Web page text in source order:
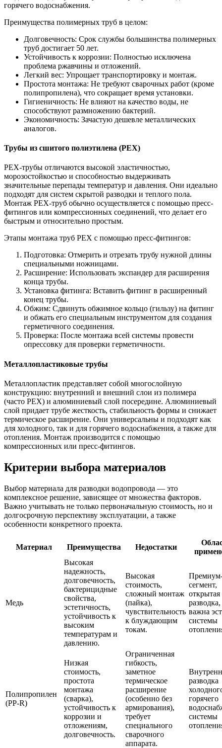
горячего водоснабжения.
Преимущества полимерных труб в целом:
Долговечность: Срок службы большинства полимерных
труб достигает 50 лет.
Устойчивость к коррозии: Полностью исключена
проблема ржавчины и отложений.
Легкий вес: Упрощает транспортировку и монтаж.
Простота монтажа: Не требуют сварочных работ (кроме
полипропилена), что сокращает время установки.
Гигиеничность: Не влияют на качество воды, не
способствуют размножению бактерий.
Экономичность: Зачастую дешевле металлических
аналогов.
Трубы из сшитого полиэтилена (PEX)
PEX-трубы отличаются высокой эластичностью,
морозостойкостью и способностью выдерживать
значительные перепады температур и давления. Они идеально
подходят для систем скрытой разводки и теплого пола.
Монтаж PEX-труб обычно осуществляется с помощью пресс-
фитингов или компрессионных соединений, что делает его
быстрым и относительно простым.
Этапы монтажа труб PEX с помощью пресс-фитингов:
Подготовка: Отмерить и отрезать трубу нужной длины
специальными ножницами.
Расширение: Использовать экспандер для расширения
конца трубы.
Установка фитинга: Вставить фитинг в расширенный
конец трубы.
Обжим: Сдвинуть обжимное кольцо (гильзу) на фитинг
и обжать его специальным инструментом для создания
герметичного соединения.
Проверка: После монтажа всей системы провести
опрессовку для проверки герметичности.
Металлопластиковые трубы
Металлопластик представляет собой многослойную
конструкцию: внутренний и внешний слои из полимера
(часто PEX) и алюминиевый слой посередине. Алюминиевый
слой придает трубе жесткость, стабильность формы и снижает
термическое расширение. Они универсальны и подходят как
для холодного, так и для горячего водоснабжения, а также для
отопления. Монтаж производится с помощью
компрессионных или пресс-фитингов.
Критерии выбора материалов
Выбор материала для разводки водопровода — это
комплексное решение, зависящее от множества факторов.
Важно учитывать не только первоначальную стоимость, но и
долгосрочную перспективу эксплуатации, а также
особенности конкретного проекта.
Материал Преимущества Недостатки
Медь
Высокая
надежность,
долговечность,
бактерицидные
свойства,
эстетичность,
устойчивость к
высоким
температурам и
давлению.
Высокая
стоимость,
сложный монтаж
(пайка),
чувствительность
к блуждающим
токам.
сегмент,
открытая
разводка,
важна
системы
Полипропилен
(PP-R)
Низкая
стоимость,
простота
монтажа
(сварка),
устойчивость к
коррозии и
отложениям,
долговечность.
Ограниченная
гибкость,
заметное
термическое
расширение
(особенно без
армирования),
требует
специального
сварочного
аппарата.
разводка
горячего
системы